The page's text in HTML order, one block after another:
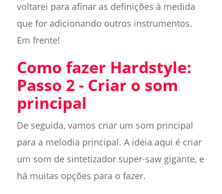
voltarei para afinar as definições à medida
que for adicionando outros instrumentos.
Em frente!
Como fazer Hardstyle:
Passo 2 - Criar o som
principal
De seguida, vamos criar um som principal
para a melodia principal. A ideia aqui é criar
um som de sintetizador super-saw gigante, e
há muitas opções para o fazer.